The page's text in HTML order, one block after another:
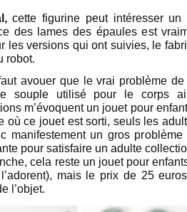
cette figurine peut intéresser
des lames des épaules est
les versions qui ont suivies, le
robot.
avouer que le vrai problème
souple utilisé pour le corps
m’évoquent un jouet pour
où ce jouet est sorti, seuls les
manifestement un gros
pour satisfaire un adulte
cela reste un jouet pour
mais le prix de 25
l’objet.